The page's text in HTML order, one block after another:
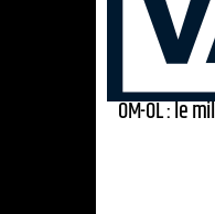
OM-OL : le